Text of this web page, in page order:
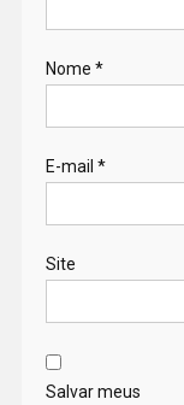
Nome *
E-mail *
Site
Salvar meus